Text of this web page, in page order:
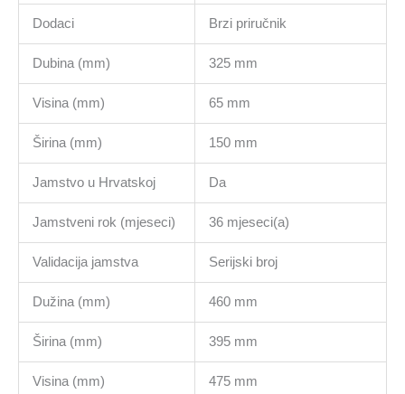
Dodaci Brzi priručnik
Dubina (mm) 325 mm
Visina (mm) 65 mm
Širina (mm) 150 mm
Jamstvo u Hrvatskoj Da
Jamstveni rok (mjeseci) 36 mjeseci(a)
Validacija jamstva Serijski broj
Dužina (mm) 460 mm
Širina (mm) 395 mm
Visina (mm) 475 mm